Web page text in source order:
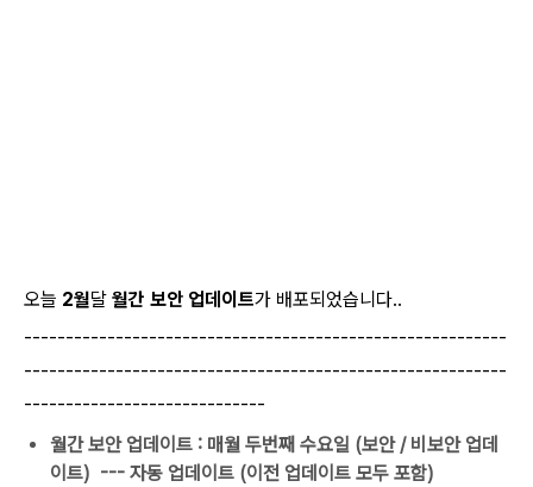
오늘 2월달 월간 보안 업데이트가 배포되었습니다..
----------------------------------------------------------
----------------------------------------------------------
-----------------------------
월간 보안 업데이트 : 매월 두번째 수요일 (보안 / 비보안 업데
이트) --- 자동 업데이트 (이전 업데이트 모두 포함)